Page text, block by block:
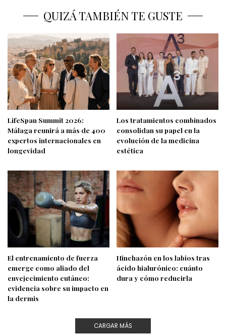
QUIZÁ TAMBIÉN TE GUSTE
LifeSpan Summit 2026:
Málaga reunirá a más de 400
expertos internacionales en
longevidad
Los tratamientos combinados
consolidan su papel en la
evolución de la medicina
estética
El entrenamiento de fuerza
emerge como aliado del
envejecimiento cutáneo:
evidencia sobre su impacto en
la dermis
Hinchazón en los labios tras
ácido hialurónico: cuánto
dura y cómo reducirla
CARGAR MÁS